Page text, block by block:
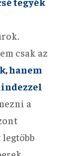
csak az
hanem
a